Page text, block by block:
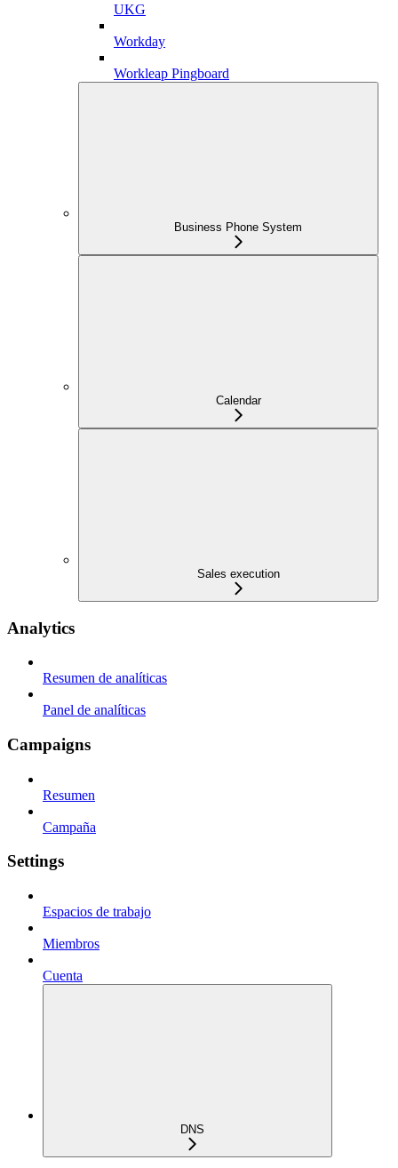
UKG
Workday
Workleap Pingboard
Business Phone System
Calendar
Sales execution
Analytics
Resumen de analíticas
Panel de analíticas
Campaigns
Resumen
Campaña
Settings
Espacios de trabajo
Miembros
Cuenta
DNS